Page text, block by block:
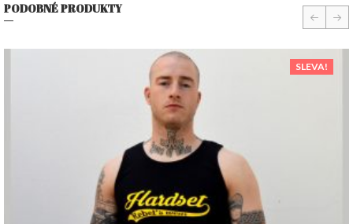
PODOBNÉ PRODUKTY
SLEVA!
prev